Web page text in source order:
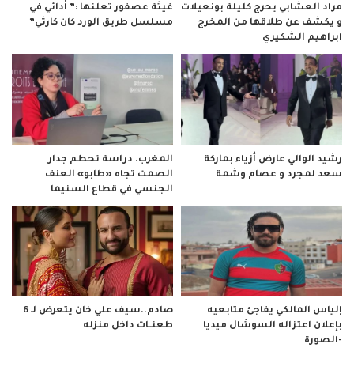
مراد العشابي يحرج كليلة بونعيلات
و يكشف عن طلاقها من المخرج
ابراهيم الشكيري
غيثة عصفور تعلنها :” أدائي في
مسلسل طريق الورد كان كارثي”
رشيد الوالي عارض أزياء بماركة
سعد لمجرد و عصام وشمة
المغرب. دراسة تحطم جدار
الصمت تجاه «طابو» العنف
الجنسي في قطاع السنيما
إلياس المالكي يفاجئ متابعيه
بإعلان اعتزاله السوشال ميديا
-الصورة
صادم..سيف علي خان يتعرض لـ 6
طعنــات داخل منزله